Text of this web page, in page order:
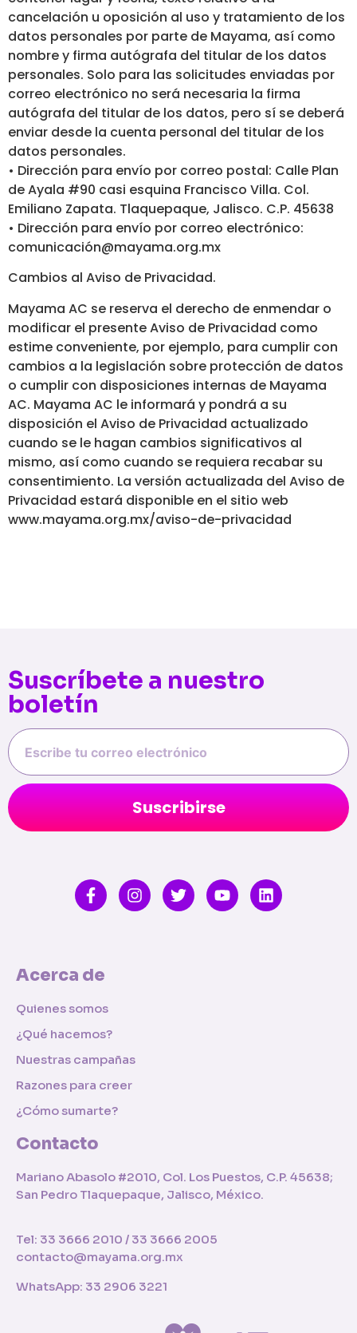
cancelación u oposición al uso y tratamiento de los
datos personales por parte de Mayama, así como
nombre y firma autógrafa del titular de los datos
personales. Solo para las solicitudes enviadas por
correo electrónico no será necesaria la firma
autógrafa del titular de los datos, pero sí se deberá
enviar desde la cuenta personal del titular de los
datos personales.
• Dirección para envío por correo postal: Calle Plan
de Ayala #90 casi esquina Francisco Villa. Col.
Emiliano Zapata. Tlaquepaque, Jalisco. C.P. 45638
• Dirección para envío por correo electrónico:
comunicación@mayama.org.mx
Cambios al Aviso de Privacidad.
Mayama AC se reserva el derecho de enmendar o
modificar el presente Aviso de Privacidad como
estime conveniente, por ejemplo, para cumplir con
cambios a la legislación sobre protección de datos
o cumplir con disposiciones internas de Mayama
AC. Mayama AC le informará y pondrá a su
disposición el Aviso de Privacidad actualizado
cuando se le hagan cambios significativos al
mismo, así como cuando se requiera recabar su
consentimiento. La versión actualizada del Aviso de
Privacidad estará disponible en el sitio web
www.mayama.org.mx/aviso-de-privacidad
Suscríbete a nuestro
boletín
Suscribirse
Acerca de
Quienes somos
¿Qué hacemos?
Nuestras campañas
Razones para creer
¿Cómo sumarte?
Contacto
Mariano Abasolo #2010, Col. Los Puestos, C.P. 45638;
San Pedro Tlaquepaque, Jalisco, México.
Tel: 33 3666 2010 / 33 3666 2005
contacto@mayama.org.mx
WhatsApp: 33 2906 3221